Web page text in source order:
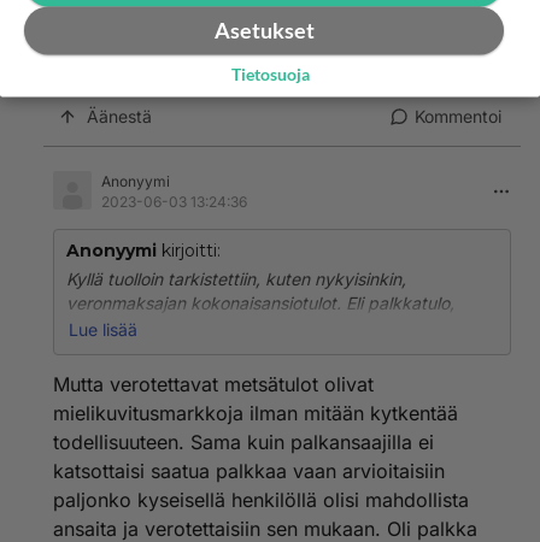
veronsa joka kuukausi riippumatta siitä onko
töitä vaiko ei. Näin se kuitenkin menee yrittäjillä.
Äänestä Kommentoi
Anonyymi
2023-06-03 13:24:36
Anonyymi kirjoitti:
Kyllä tuolloin tarkistettiin, kuten nykyisinkin,
veronmaksajan kokonaisansiotulot. Eli palkkatulo,
johon oli lisätty metsän verotusarvo ja sen jälkeen
lisäveroa tai ennakkoon peritty verot olivat ’osuneet’
Lue lisää
Mutta verotettavat metsätulot olivat
mielikuvitusmarkkoja ilman mitään kytkentää
todellisuuteen. Sama kuin palkansaajilla ei
katsottaisi saatua palkkaa vaan arvioitaisiin
paljonko kyseisellä henkilöllä olisi mahdollista
ansaita ja verotettaisiin sen mukaan. Oli palkka
Asetukset
Tietosuoja